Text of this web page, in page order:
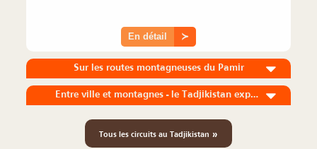
En détail ≻
Sur les routes montagneuses du Pamir
Entre ville et montagnes - le Tadjikistan express
Tous les circuits au Tadjikistan »